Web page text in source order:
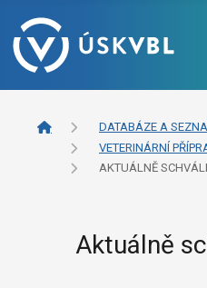
DATABÁZE A
VETERINÁRNÍ
AKTUÁLNĚ
Aktuálně